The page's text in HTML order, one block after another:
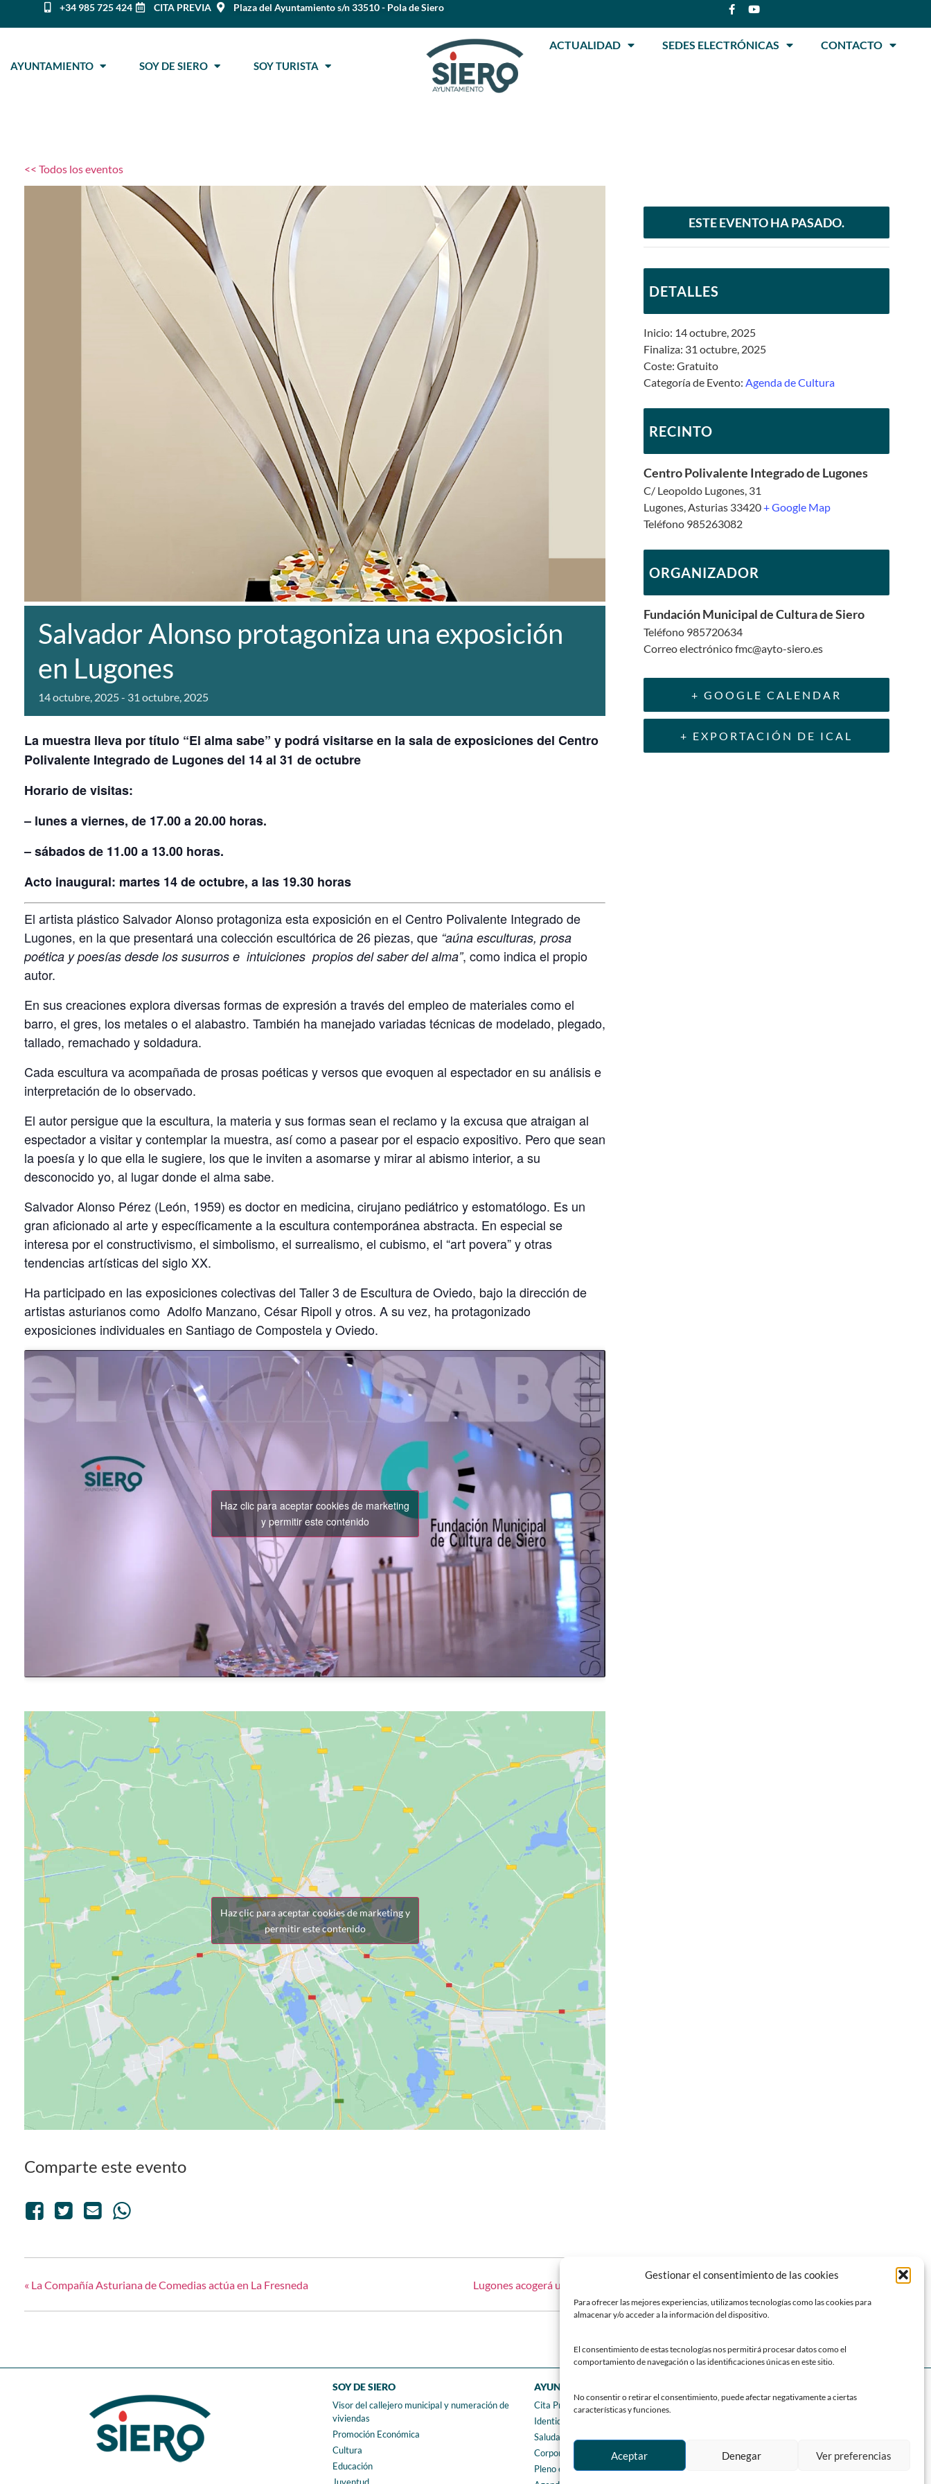
Gestionar el consentimiento de las cookies
Para ofrecer las mejores experiencias, utilizamos tecnologías como las cookies para
almacenar y/o acceder a la información del dispositivo.
El consentimiento de estas tecnologías nos permitirá procesar datos como el
comportamiento de navegación o las identificaciones únicas en este sitio.
No consentir o retirar el consentimiento, puede afectar negativamente a ciertas
características y funciones.
Aceptar Denegar Ver preferencias
+34 985 725 424 CITA PREVIA Plaza del Ayuntamiento s/n 33510 - Pola de Siero
AYUNTAMIENTO SOY DE SIERO SOY TURISTA
ACTUALIDAD SEDES ELECTRÓNICAS CONTACTO
<< Todos los eventos
Salvador Alonso protagoniza una exposición
en Lugones
14 octubre, 2025- 31 octubre, 2025
La muestra lleva por título “El alma sabe” y podrá visitarse en la sala de exposiciones del Centro
Polivalente Integrado de Lugones del 14 al 31 de octubre
Horario de visitas:
– lunes a viernes, de 17.00 a 20.00 horas.
– sábados de 11.00 a 13.00 horas.
Acto inaugural: martes 14 de octubre, a las 19.30 horas
El artista plástico Salvador Alonso protagoniza esta exposición en el Centro Polivalente Integrado de
Lugones, en la que presentará una colección escultórica de 26 piezas, que “aúna esculturas, prosa
poética y poesías desde los susurros e intuiciones propios del saber del alma”, como indica el propio
autor.
En sus creaciones explora diversas formas de expresión a través del empleo de materiales como el
barro, el gres, los metales o el alabastro. También ha manejado variadas técnicas de modelado, plegado,
tallado, remachado y soldadura.
Cada escultura va acompañada de prosas poéticas y versos que evoquen al espectador en su análisis e
interpretación de lo observado.
El autor persigue que la escultura, la materia y sus formas sean el reclamo y la excusa que atraigan al
espectador a visitar y contemplar la muestra, así como a pasear por el espacio expositivo. Pero que sean
la poesía y lo que ella le sugiere, los que le inviten a asomarse y mirar al abismo interior, a su
desconocido yo, al lugar donde el alma sabe.
Salvador Alonso Pérez (León, 1959) es doctor en medicina, cirujano pediátrico y estomatólogo. Es un
gran aficionado al arte y específicamente a la escultura contemporánea abstracta. En especial se
interesa por el constructivismo, el simbolismo, el surrealismo, el cubismo, el “art povera” y otras
tendencias artísticas del siglo XX.
Ha participado en las exposiciones colectivas del Taller 3 de Escultura de Oviedo, bajo la dirección de
artistas asturianos como Adolfo Manzano, César Ripoll y otros. A su vez, ha protagonizado
exposiciones individuales en Santiago de Compostela y Oviedo.
Haz clic para aceptar cookies de marketing
y permitir este contenido
Haz clic para aceptar cookies de marketing y
permitir este contenido
Comparte este evento
ESTE EVENTO HA PASADO.
DETALLES
Inicio: 14 octubre, 2025
Finaliza: 31 octubre, 2025
Coste: Gratuito
Categoría de Evento: Agenda de Cultura
RECINTO
Centro Polivalente Integrado de Lugones
C/ Leopoldo Lugones, 31
Lugones,Asturias 33420+ Google Map
Teléfono 985263082
ORGANIZADOR
Fundación Municipal de Cultura de Siero
Teléfono 985720634
Correo electrónicofmc@ayto-siero.es
+ GOOGLE CALENDAR
+ EXPORTACIÓN DE ICAL
« La Compañía Asturiana de Comedias actúa en La Fresneda Lugones acogerá una de las proyecciones del VIII Ciclo Nacional de Cine y Mujeres Rurales»
SOY DE SIERO
Visor del callejero municipal y numeración de
viviendas
Promoción Económica
Cultura
Educación
Juventud
AYUNTAMIENTO
Cita Previa
Identidad Corporativa
Saluda del Alcalde
Corporación municipal
Pleno en directo
Calendario de fiestas y eventos
Parroquias